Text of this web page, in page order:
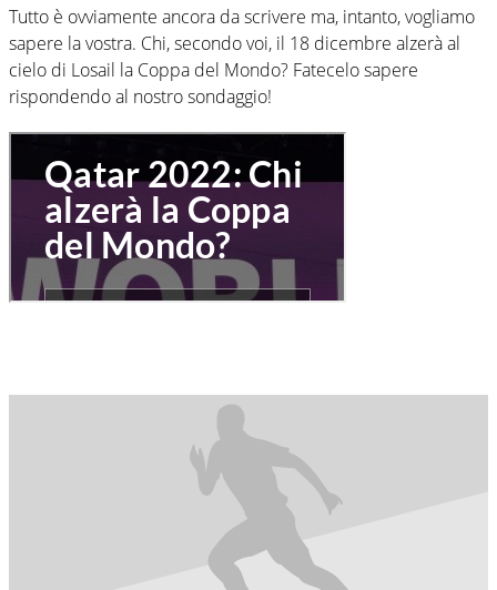
Tutto è ovviamente ancora da scrivere ma, intanto, vogliamo
sapere la vostra. Chi, secondo voi, il 18 dicembre alzerà al
cielo di Losail la Coppa del Mondo? Fatecelo sapere
rispondendo al nostro sondaggio!